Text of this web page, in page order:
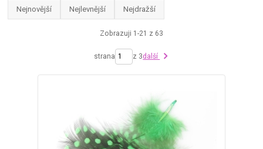
Nejnovější Nejlevnější Nejdražší
Zobrazuji 1-21 z 63
strana z 3další